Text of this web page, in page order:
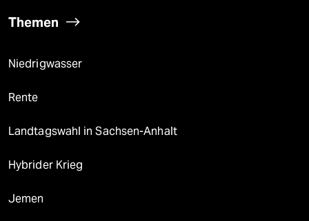
Themen
Niedrigwasser
Rente
Landtagswahl in Sachsen-Anhalt
Hybrider Krieg
Jemen